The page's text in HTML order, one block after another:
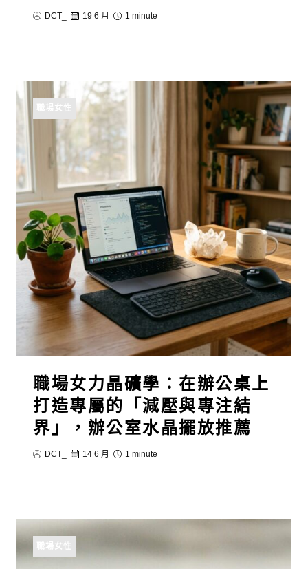
DCT_ 19 6 月 1 minute
職場女性
職場女力晶礦學：在辦公桌上
打造專屬的「減壓與專注結
界」，辦公室水晶擺放推薦
DCT_ 14 6 月 1 minute
職場女性